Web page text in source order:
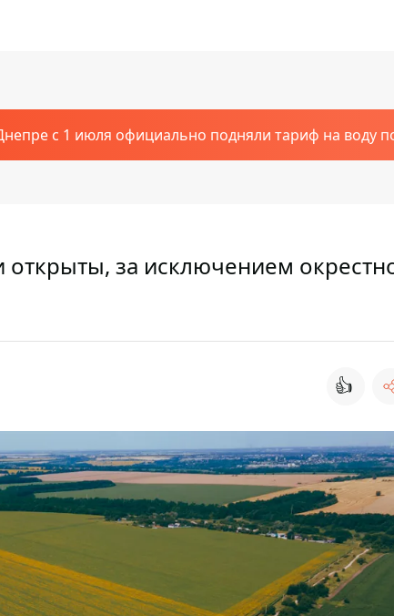
с 1 июля официально подняли тариф на воду
за исключением
👍